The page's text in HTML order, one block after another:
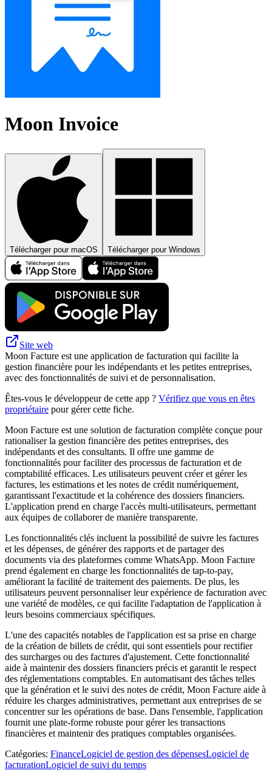
Moon Invoice
Télécharger pour macOS Télécharger pour Windows
Site web
Moon Facture est une application de facturation qui facilite la
gestion financière pour les indépendants et les petites entreprises,
avec des fonctionnalités de suivi et de personnalisation.
Êtes-vous le développeur de cette app ? Vérifiez que vous en êtes
propriétaire pour gérer cette fiche.
Moon Facture est une solution de facturation complète conçue pour
rationaliser la gestion financière des petites entreprises, des
indépendants et des consultants. Il offre une gamme de
fonctionnalités pour faciliter des processus de facturation et de
comptabilité efficaces. Les utilisateurs peuvent créer et gérer les
factures, les estimations et les notes de crédit numériquement,
garantissant l'exactitude et la cohérence des dossiers financiers.
L'application prend en charge l'accès multi-utilisateurs, permettant
aux équipes de collaborer de manière transparente.
Les fonctionnalités clés incluent la possibilité de suivre les factures
et les dépenses, de générer des rapports et de partager des
documents via des plateformes comme WhatsApp. Moon Facture
prend également en charge les fonctionnalités de tap-to-pay,
améliorant la facilité de traitement des paiements. De plus, les
utilisateurs peuvent personnaliser leur expérience de facturation avec
une variété de modèles, ce qui facilite l'adaptation de l'application à
leurs besoins commerciaux spécifiques.
L'une des capacités notables de l'application est sa prise en charge
de la création de billets de crédit, qui sont essentiels pour rectifier
des surcharges ou des factures d'ajustement. Cette fonctionnalité
aide à maintenir des dossiers financiers précis et garantit le respect
des réglementations comptables. En automatisant des tâches telles
que la génération et le suivi des notes de crédit, Moon Facture aide à
réduire les charges administratives, permettant aux entreprises de se
concentrer sur les opérations de base. Dans l'ensemble, l'application
fournit une plate-forme robuste pour gérer les transactions
financières et maintenir des pratiques comptables organisées.
Catégories: FinanceLogiciel de gestion des dépensesLogiciel de
facturationLogiciel de suivi du temps